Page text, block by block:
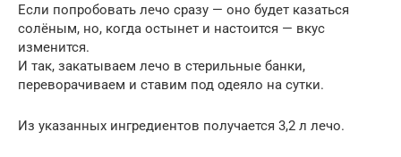
Если попробовать лечо сразу — оно будет казаться
солёным, но, когда остынет и настоится — вкус
изменится.
И так, закатываем лечо в стерильные банки,
переворачиваем и ставим под одеяло на сутки.
Из указанных ингредиентов получается 3,2 л лечо.